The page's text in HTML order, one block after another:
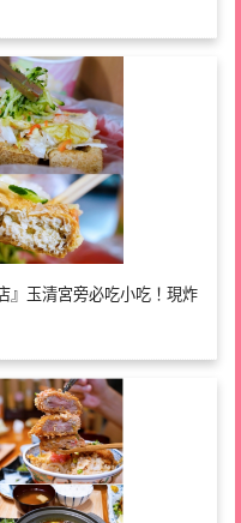
』玉清宮旁必吃小吃！現炸